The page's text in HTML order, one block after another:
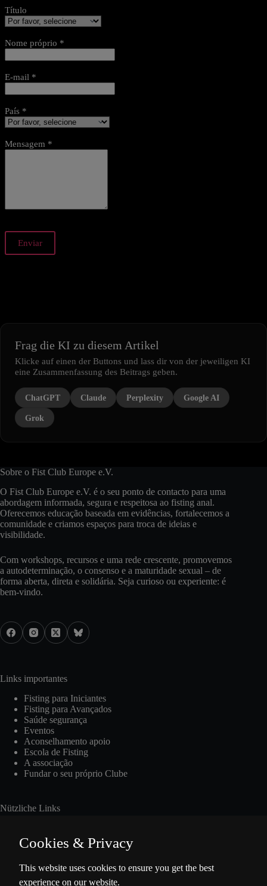
Título
Nome próprio *
E-mail *
País *
Mensagem *
Enviar
Frag die KI zu diesem Artikel
Klicke auf einen der Buttons und lass dir von der jeweiligen KI
eine Zusammenfassung des Beitrags geben.
ChatGPT Claude Perplexity Google AI
Grok
Sobre o Fist Club Europe e.V.
O Fist Club Europe e.V. é o seu ponto de contacto para uma
abordagem informada, segura e respeitosa ao fisting anal.
Oferecemos educação baseada em evidências, fortalecemos a
comunidade e criamos espaços para troca de ideias e
visibilidade.
Com workshops, recursos e uma rede crescente, promovemos
a autodeterminação, o consenso e a maturidade sexual – de
forma aberta, direta e solidária. Seja curioso ou experiente: é
bem-vindo.
Links importantes
Fisting para Iniciantes
Fisting para Avançados
Saúde segurança
Eventos
Aconselhamento apoio
Escola de Fisting
A associação
Fundar o seu próprio Clube
Nützliche Links
Cookies & Privacy
This website uses cookies to ensure you get the best
experience on our website.